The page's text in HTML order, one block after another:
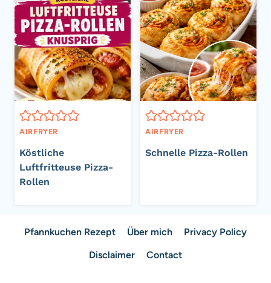
AIRFRYER
Köstliche
Luftfritteuse Pizza-
Rollen
AIRFRYER
Schnelle Pizza-Rollen
Pfannkuchen Rezept Über mich
Privacy Policy
Disclaimer
Contact